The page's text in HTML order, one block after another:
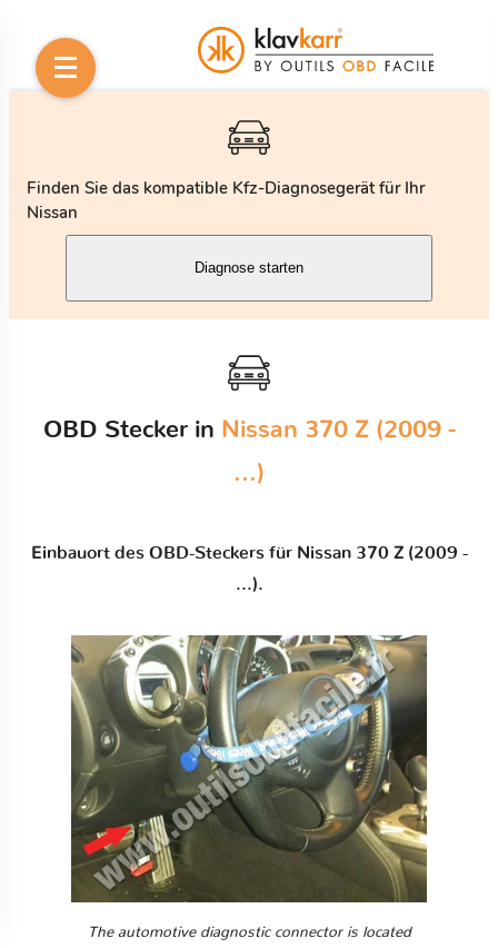
Finden Sie das kompatible Kfz-Diagnosegerät für Ihr
Nissan
Diagnose starten
OBD Stecker in Nissan 370 Z (2009 -
...)
Einbauort des OBD-Steckers für Nissan 370 Z (2009 -
...).
The automotive diagnostic connector is located